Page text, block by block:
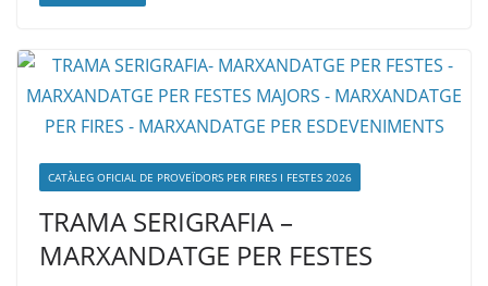
CATÀLEG OFICIAL DE PROVEÏDORS PER FIRES I FESTES 2026
TRAMA SERIGRAFIA –
MARXANDATGE PER FESTES